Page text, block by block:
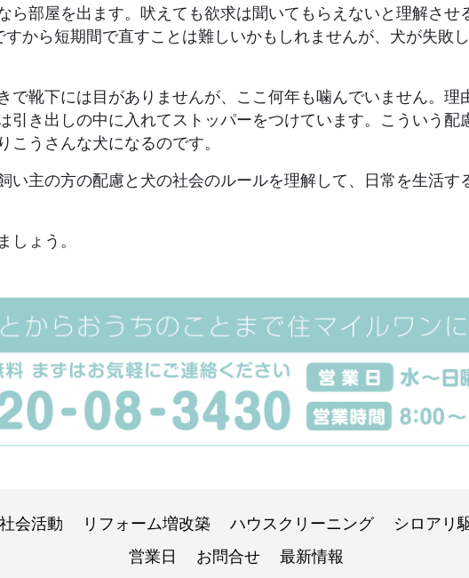
ら部屋を出ます。吠えても欲求は聞いてもらえないと理解させ
から短期間で直すことは難しいかもしれませんが、犬が失敗
で靴下には目がありませんが、ここ何年も噛んでいません。理
引き出しの中に入れてストッパーをつけています。こういう配
こうさんな犬になるのです。
い主の方の配慮と犬の社会のルールを理解して、日常を生活す
しょう。
社会活動 リフォーム増改築 ハウスクリーニング シロアリ
営業日
お問合せ 最新情報